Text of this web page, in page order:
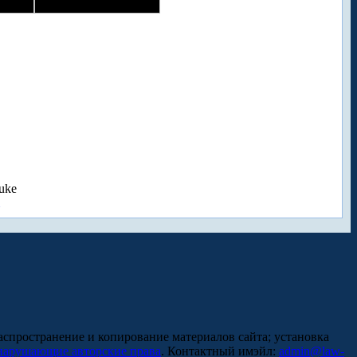
и копирование материалов сайта; установка
авторские права. Контактный имэйл: admin@law-